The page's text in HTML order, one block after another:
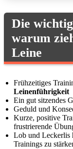
Die
warum
Leine
Frühzeitiges
Leinenführigkeit
Ein gut sitzendes
Geduld und
Kurze, positive
frustrierende
Lob und Leckerlis
Trainings zu